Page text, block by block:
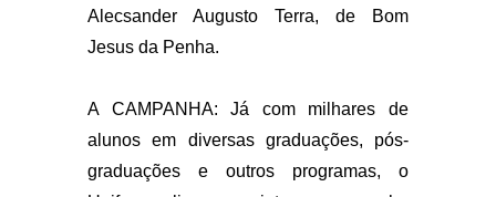
Alecsander Augusto Terra, de Bom
Jesus da Penha.
A CAMPANHA: Já com milhares de
alunos em diversas graduações, pós-
graduações e outros programas, o